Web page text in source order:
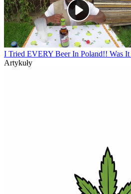
I Tried EVERY Beer In Poland!! Was It
Artykuły